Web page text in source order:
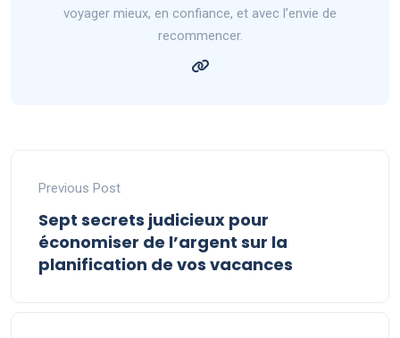
voyager mieux, en confiance, et avec l’envie de
recommencer.
Previous Post
Sept secrets judicieux pour
économiser de l’argent sur la
planification de vos vacances